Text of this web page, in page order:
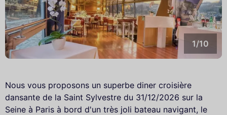
1/10
Nous vous proposons un superbe diner croisière
dansante de la Saint Sylvestre du 31/12/2026 sur la
Seine à Paris à bord d'un très joli bateau navigant, le